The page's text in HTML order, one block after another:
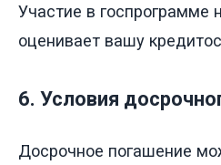
Участие в госпрограмме
оценивает вашу
6. Условия
Досрочное погашение